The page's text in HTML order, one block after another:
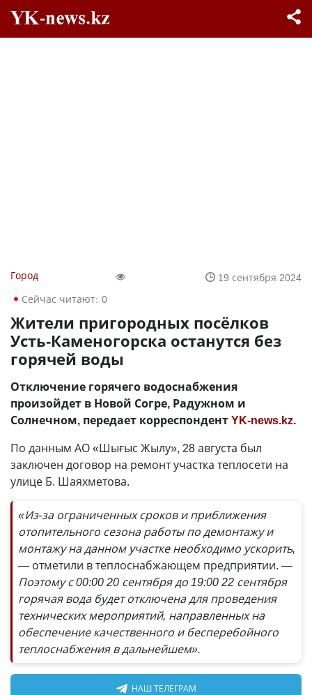
Город
19 сентября 2024
Сейчас читают: 0
Жители пригородных посёлков
Усть-Каменогорска останутся без
горячей воды
Отключение горячего водоснабжения
произойдет в Новой Согре, Радужном и
Солнечном, передает корреспондентYK-news.kz.
По данным АО «Шығыс Жылу», 28 августа был
заключен договор на ремонт участка теплосети на
улице Б. Шаяхметова.
«Из-за ограниченных сроков и приближения
отопительного сезона работы по демонтажу и
монтажу на данном участке необходимо ускорить,
— отметили в теплоснабжающем предприятии. —
Поэтому с 00:00 20 сентября до 19:00 22 сентября
горячая вода будет отключена для проведения
технических мероприятий, направленных на
обеспечение качественного и бесперебойного
теплоснабжения в дальнейшем».
НАШ ТЕЛЕГРАМ